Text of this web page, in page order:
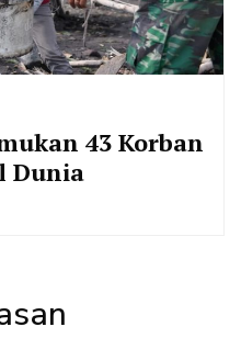
43 Korban
Dunia